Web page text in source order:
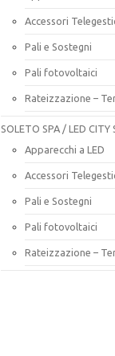
Accessori
Pali e Sostegni
Pali fotovoltaici
Rateizzazione –
SOLETO SPA / LED CITY
Apparecchi a LED
Accessori
Pali e Sostegni
Pali fotovoltaici
Rateizzazione –